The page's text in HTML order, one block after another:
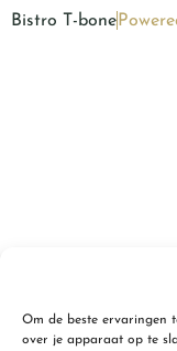
Om de beste ervaringen
over je apparaat op te
Bistro T-bone